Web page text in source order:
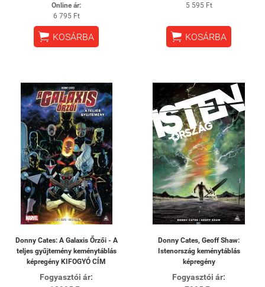
Online ár:
6 795 Ft
 KOSÁRBA
5 595 Ft
 KOSÁRBA
Donny Cates: A Galaxis Őrzői - A
teljes gyűjtemény keménytáblás
képregény KIFOGYÓ CÍM
Fogyasztói ár:
Donny Cates, Geoff Shaw:
Istenország keménytáblás
képregény
Fogyasztói ár: